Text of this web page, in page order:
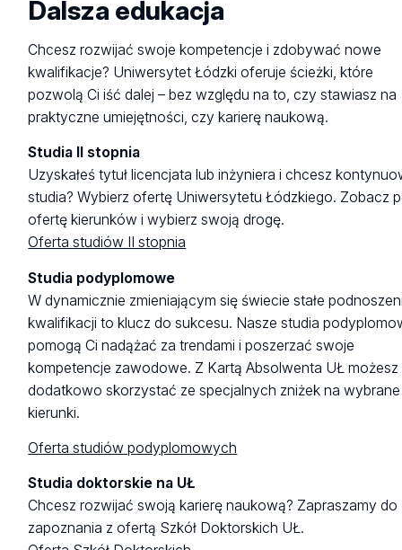
Dalsza edukacja
Chcesz rozwijać swoje kompetencje i zdobywać nowe
kwalifikacje? Uniwersytet Łódzki oferuje ścieżki, które
pozwolą Ci iść dalej – bez względu na to, czy stawiasz na
praktyczne umiejętności, czy karierę naukową.
Studia II stopnia
Uzyskałeś tytuł licencjata lub inżyniera i chcesz
studia? Wybierz ofertę Uniwersytetu Łódzkiego. Zobacz
ofertę kierunków i wybierz swoją drogę.
Oferta studiów II stopnia
Studia podyplomowe
W dynamicznie zmieniającym się świecie stałe
kwalifikacji to klucz do sukcesu. Nasze studia
pomogą Ci nadążać za trendami i poszerzać swoje
kompetencje zawodowe. Z Kartą Absolwenta UŁ możesz
dodatkowo skorzystać ze specjalnych zniżek na wybrane
kierunki.
Oferta studiów podyplomowych
Studia doktorskie na UŁ
Chcesz rozwijać swoją karierę naukową? Zapraszamy do
zapoznania z ofertą Szkół Doktorskich UŁ.